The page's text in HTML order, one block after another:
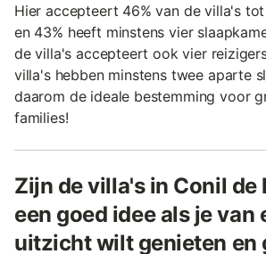
Hier accepteert 46% van de villa's
en 43% heeft minstens vier
de villa's accepteert ook vier
villa's hebben minstens twee aparte
daarom de ideale bestemming voor
families!
Zijn de villa's in Conil de
een goed idee als je van
uitzicht wilt genieten en